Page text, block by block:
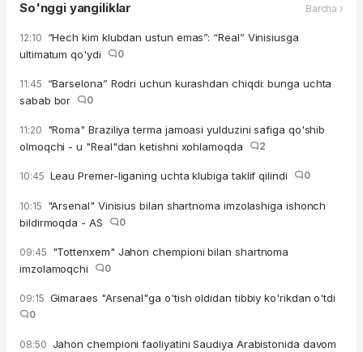
So'nggi yangiliklar Barcha ›
12:10 “Hech kim klubdan ustun emas”: “Real” Vinisiusga
ultimatum qo'ydi
0
11:45 “Barselona” Rodri uchun kurashdan chiqdi: bunga uchta
sabab bor
0
11:20 "Roma" Braziliya terma jamoasi yulduzini safiga qo'shib
olmoqchi - u "Real"dan ketishni xohlamoqda
2
10:45 Leau Premer-liganing uchta klubiga taklif qilindi 0
10:15 "Arsenal" Vinisius bilan shartnoma imzolashiga ishonch
bildirmoqda - AS
0
09:45 "Tottenxem" Jahon chempioni bilan shartnoma
imzolamoqchi
0
09:15 Gimaraes "Arsenal"ga o'tish oldidan tibbiy ko'rikdan o'tdi
0
08:50 Jahon chempioni faoliyatini Saudiya Arabistonida davom